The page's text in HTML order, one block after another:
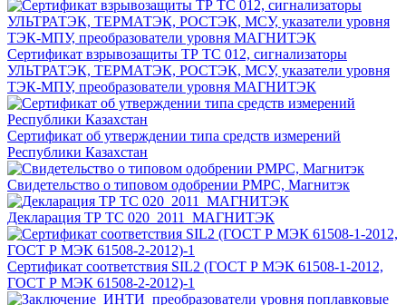
Сертификат взрывозащиты ТР ТС 012, сигнализаторы
УЛЬТРАТЭК, ТЕРМАТЭК, РОСТЭК, МСУ, указатели уровня
ТЭК-МПУ, преобразователи уровня МАГНИТЭК
Сертификат об утверждении типа средств измерений
Республики Казахстан
Свидетельство о типовом одобрении РМРС, Магнитэк
Декларация ТР ТС 020_2011_МАГНИТЭК
Сертификат соответствия SIL2 (ГОСТ Р МЭК 61508-1-2012,
ГОСТ Р МЭК 61508-2-2012)-1